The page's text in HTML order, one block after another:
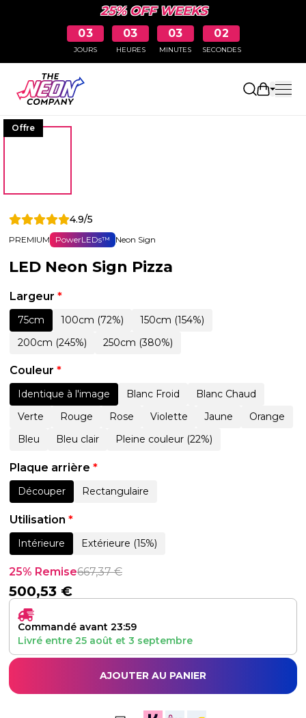
25% OFF WEEKS
03
JOURS
03
HEURES
03
MINUTES
01
SECONDES
Ouvrir
Offre
4.9/5
PREMIUM PowerLEDs™ Neon Sign
LED Neon Sign Pizza
Largeur *
75cm 100cm (72%)
150cm (154%)
200cm (245%)
250cm (380%)
Couleur *
Identique à l'image Blanc Froid
Blanc Chaud
Verte
Rouge Rose Violette Jaune
Orange
Bleu
Bleu clair Pleine couleur (22%)
Plaque arrière *
Découper Rectangulaire
Utilisation *
Intérieure Extérieure (15%)
25% Remise667,37€
500,53 €
Commandé avant 23:59
Livré entre 25 août et 3 septembre
AJOUTER AU PANIER